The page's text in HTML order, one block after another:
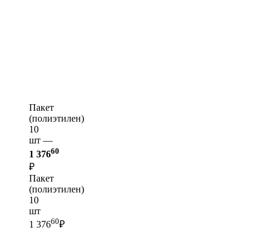
Пакет
(полиэтилен)
10
шт —
1 37660
₽
Пакет
(полиэтилен)
10
шт
1 37660₽